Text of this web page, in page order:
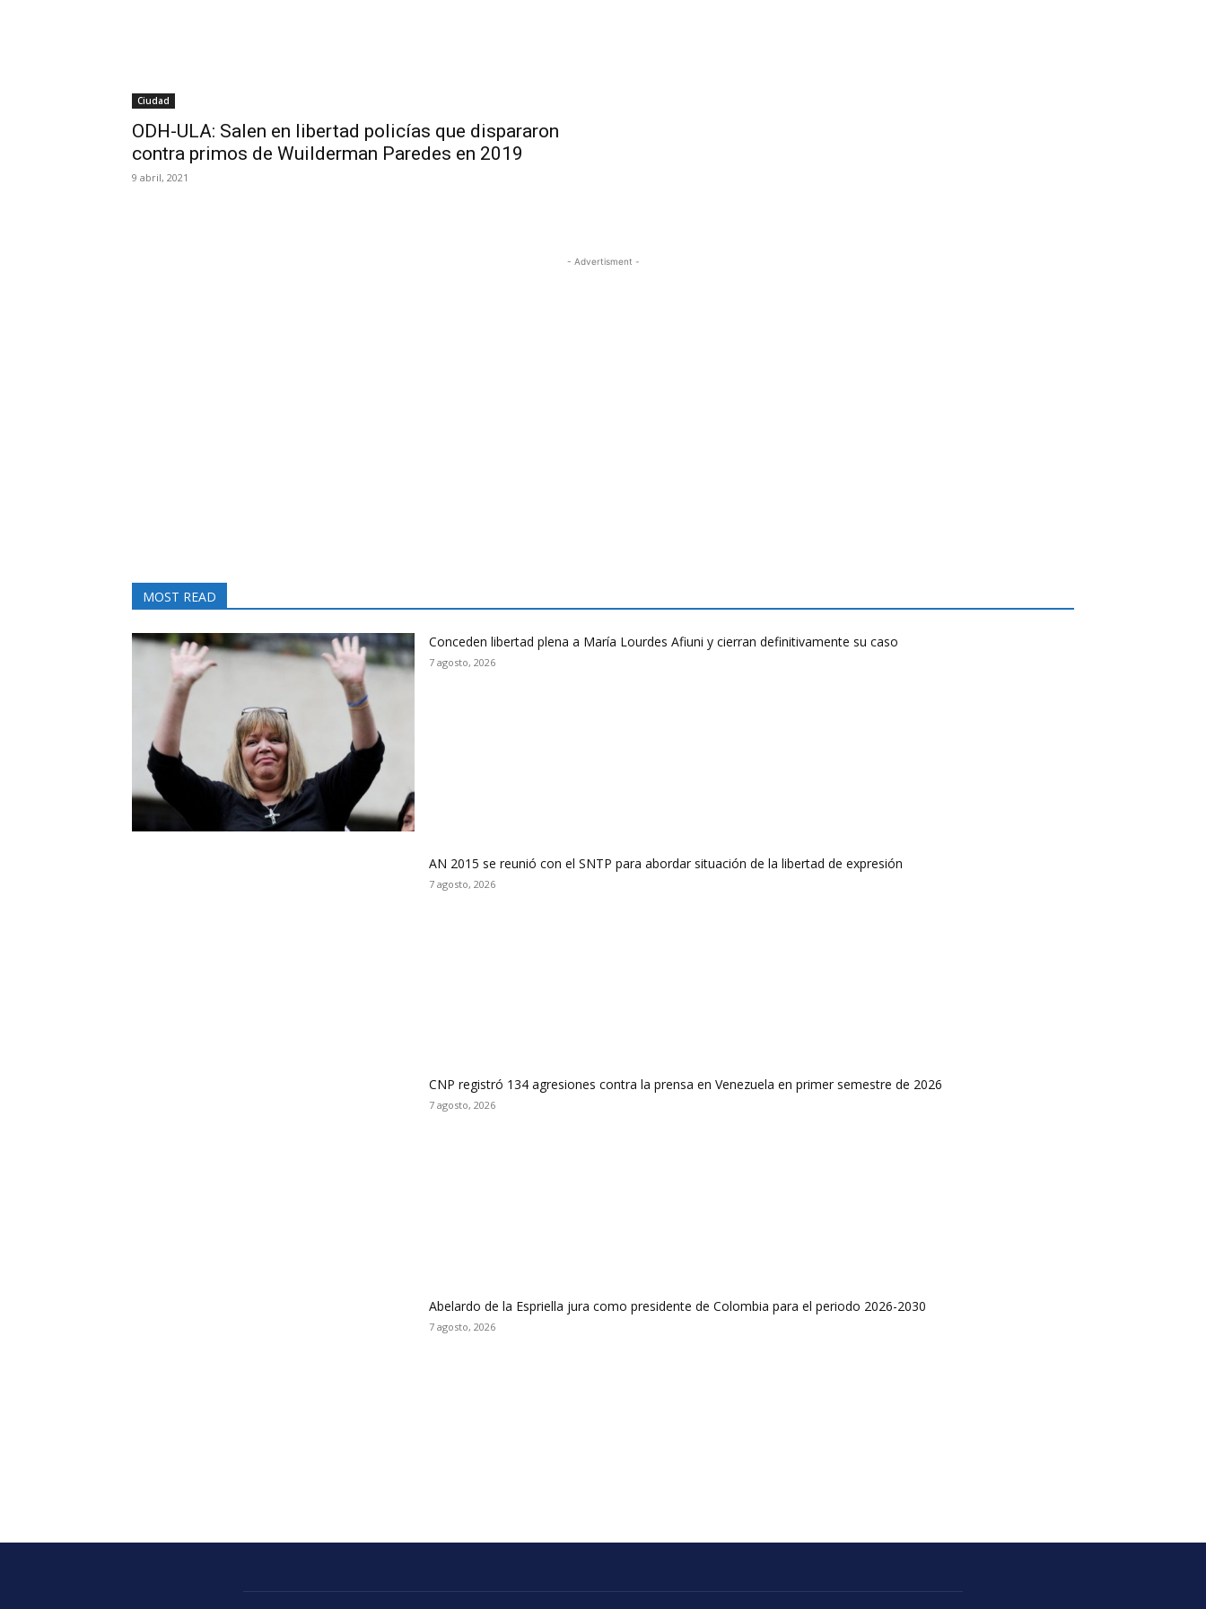
Ciudad
ODH-ULA: Salen en libertad policías que dispararon
contra primos de Wuilderman Paredes en 2019
9 abril, 2021
- Advertisment -
MOST READ
Conceden libertad plena a María Lourdes Afiuni y cierran definitivamente su caso
7 agosto, 2026
AN 2015 se reunió con el SNTP para abordar situación de la libertad de expresión
7 agosto, 2026
CNP registró 134 agresiones contra la prensa en Venezuela en primer semestre de 2026
7 agosto, 2026
Abelardo de la Espriella jura como presidente de Colombia para el periodo 2026-2030
7 agosto, 2026